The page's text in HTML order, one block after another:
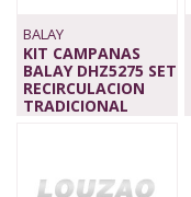
BALAY
KIT CAMPANAS
BALAY DHZ5275 SET
RECIRCULACION
TRADICIONAL